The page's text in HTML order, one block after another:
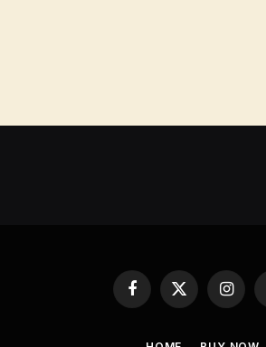
Facebook
X